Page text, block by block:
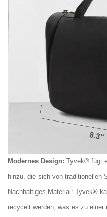
Modernes Design: Tyvek® fügt
hinzu, die sich von traditionellen
Nachhaltiges Material: Tyvek®
recycelt werden, was es zu